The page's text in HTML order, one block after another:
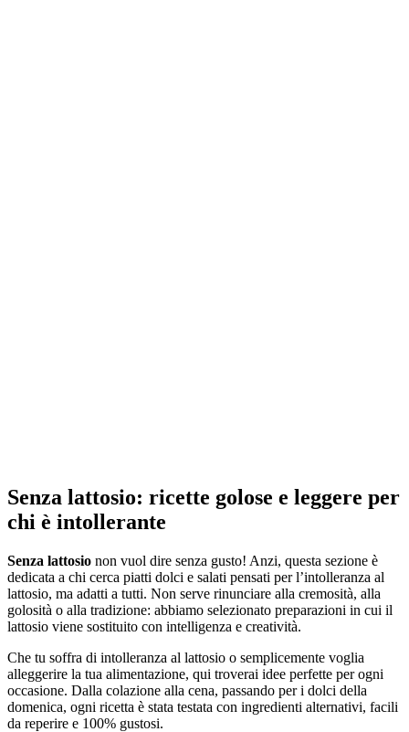
Senza lattosio: ricette golose e leggere per
chi è intollerante
Senza lattosio non vuol dire senza gusto! Anzi, questa sezione è
dedicata a chi cerca piatti dolci e salati pensati per l’intolleranza al
lattosio, ma adatti a tutti. Non serve rinunciare alla cremosità, alla
golosità o alla tradizione: abbiamo selezionato preparazioni in cui il
lattosio viene sostituito con intelligenza e creatività.
Che tu soffra di intolleranza al lattosio o semplicemente voglia
alleggerire la tua alimentazione, qui troverai idee perfette per ogni
occasione. Dalla colazione alla cena, passando per i dolci della
domenica, ogni ricetta è stata testata con ingredienti alternativi, facili
da reperire e 100% gustosi.